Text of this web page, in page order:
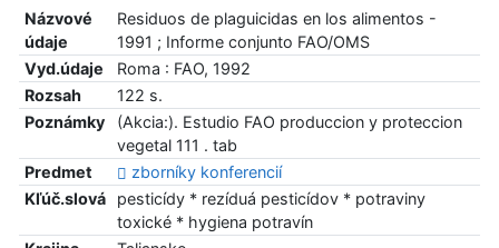
Názvové
údaje
Residuos de plaguicidas en los alimentos -
1991 ; Informe conjunto FAO/OMS
Vyd.údaje
Roma : FAO, 1992
Rozsah
122 s.
Poznámky
(Akcia:). Estudio FAO produccion y proteccion
vegetal 111 . tab
Predmet
zborníky konferencií
Kľúč.slová
pesticídy * rezíduá pesticídov * potraviny
toxické * hygiena potravín